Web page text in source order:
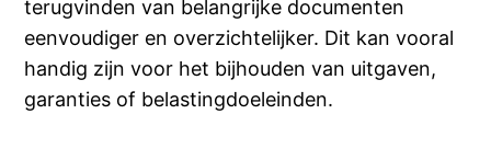
terugvinden van belangrijke documenten
eenvoudiger en overzichtelijker. Dit kan vooral
handig zijn voor het bijhouden van uitgaven,
garanties of belastingdoeleinden.